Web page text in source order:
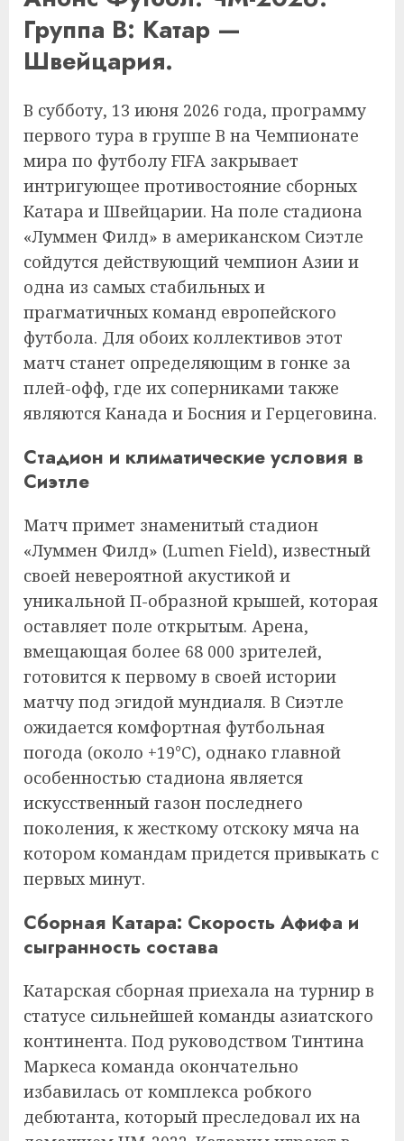
Группа B: Катар —
Швейцария.
В субботу, 13 июня 2026 года, программу
первого тура в группе B на Чемпионате
мира по футболу FIFA закрывает
интригующее противостояние сборных
Катара и Швейцарии. На поле стадиона
«Луммен Филд» в американском Сиэтле
сойдутся действующий чемпион Азии и
одна из самых стабильных и
прагматичных команд европейского
футбола. Для обоих коллективов этот
матч станет определяющим в гонке за
плей-офф, где их соперниками также
являются Канада и Босния и Герцеговина.
Стадион и климатические условия в
Сиэтле
Матч примет знаменитый стадион
«Луммен Филд» (Lumen Field), известный
своей невероятной акустикой и
уникальной П-образной крышей, которая
оставляет поле открытым. Арена,
вмещающая более 68 000 зрителей,
готовится к первому в своей истории
матчу под эгидой мундиаля. В Сиэтле
ожидается комфортная футбольная
погода (около +19°C), однако главной
особенностью стадиона является
искусственный газон последнего
поколения, к жесткому отскоку мяча на
котором командам придется привыкать с
первых минут.
Сборная Катара: Скорость Афифа и
сыгранность состава
Катарская сборная приехала на турнир в
статусе сильнейшей команды азиатского
континента. Под руководством Тинтина
Маркеса команда окончательно
избавилась от комплекса робкого
дебютанта, который преследовал их на